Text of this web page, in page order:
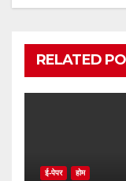
RELATED
ई-पेपर होम